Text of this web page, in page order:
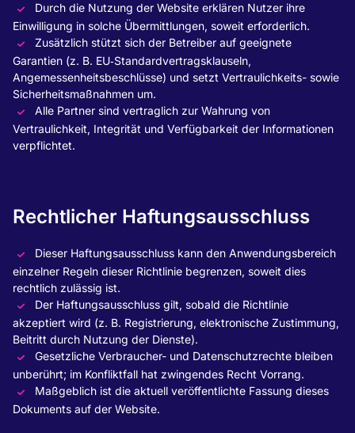
Durch die Nutzung der Website erklären Nutzer ihre
Einwilligung in solche Übermittlungen, soweit erforderlich.
Zusätzlich stützt sich der Betreiber auf geeignete
Garantien (z. B. EU‑Standardvertragsklauseln,
Angemessenheitsbeschlüsse) und setzt Vertraulichkeits- sowie
Sicherheitsmaßnahmen um.
Alle Partner sind vertraglich zur Wahrung von
Vertraulichkeit, Integrität und Verfügbarkeit der Informationen
verpflichtet.
Rechtlicher Haftungsausschluss
Dieser Haftungsausschluss kann den Anwendungsbereich
einzelner Regeln dieser Richtlinie begrenzen, soweit dies
rechtlich zulässig ist.
Der Haftungsausschluss gilt, sobald die Richtlinie
akzeptiert wird (z. B. Registrierung, elektronische Zustimmung,
Beitritt durch Nutzung der Dienste).
Gesetzliche Verbraucher- und Datenschutzrechte bleiben
unberührt; im Konfliktfall hat zwingendes Recht Vorrang.
Maßgeblich ist die aktuell veröffentlichte Fassung dieses
Dokuments auf der Website.